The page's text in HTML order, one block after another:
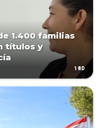
1.400 familias
títulos y
18D